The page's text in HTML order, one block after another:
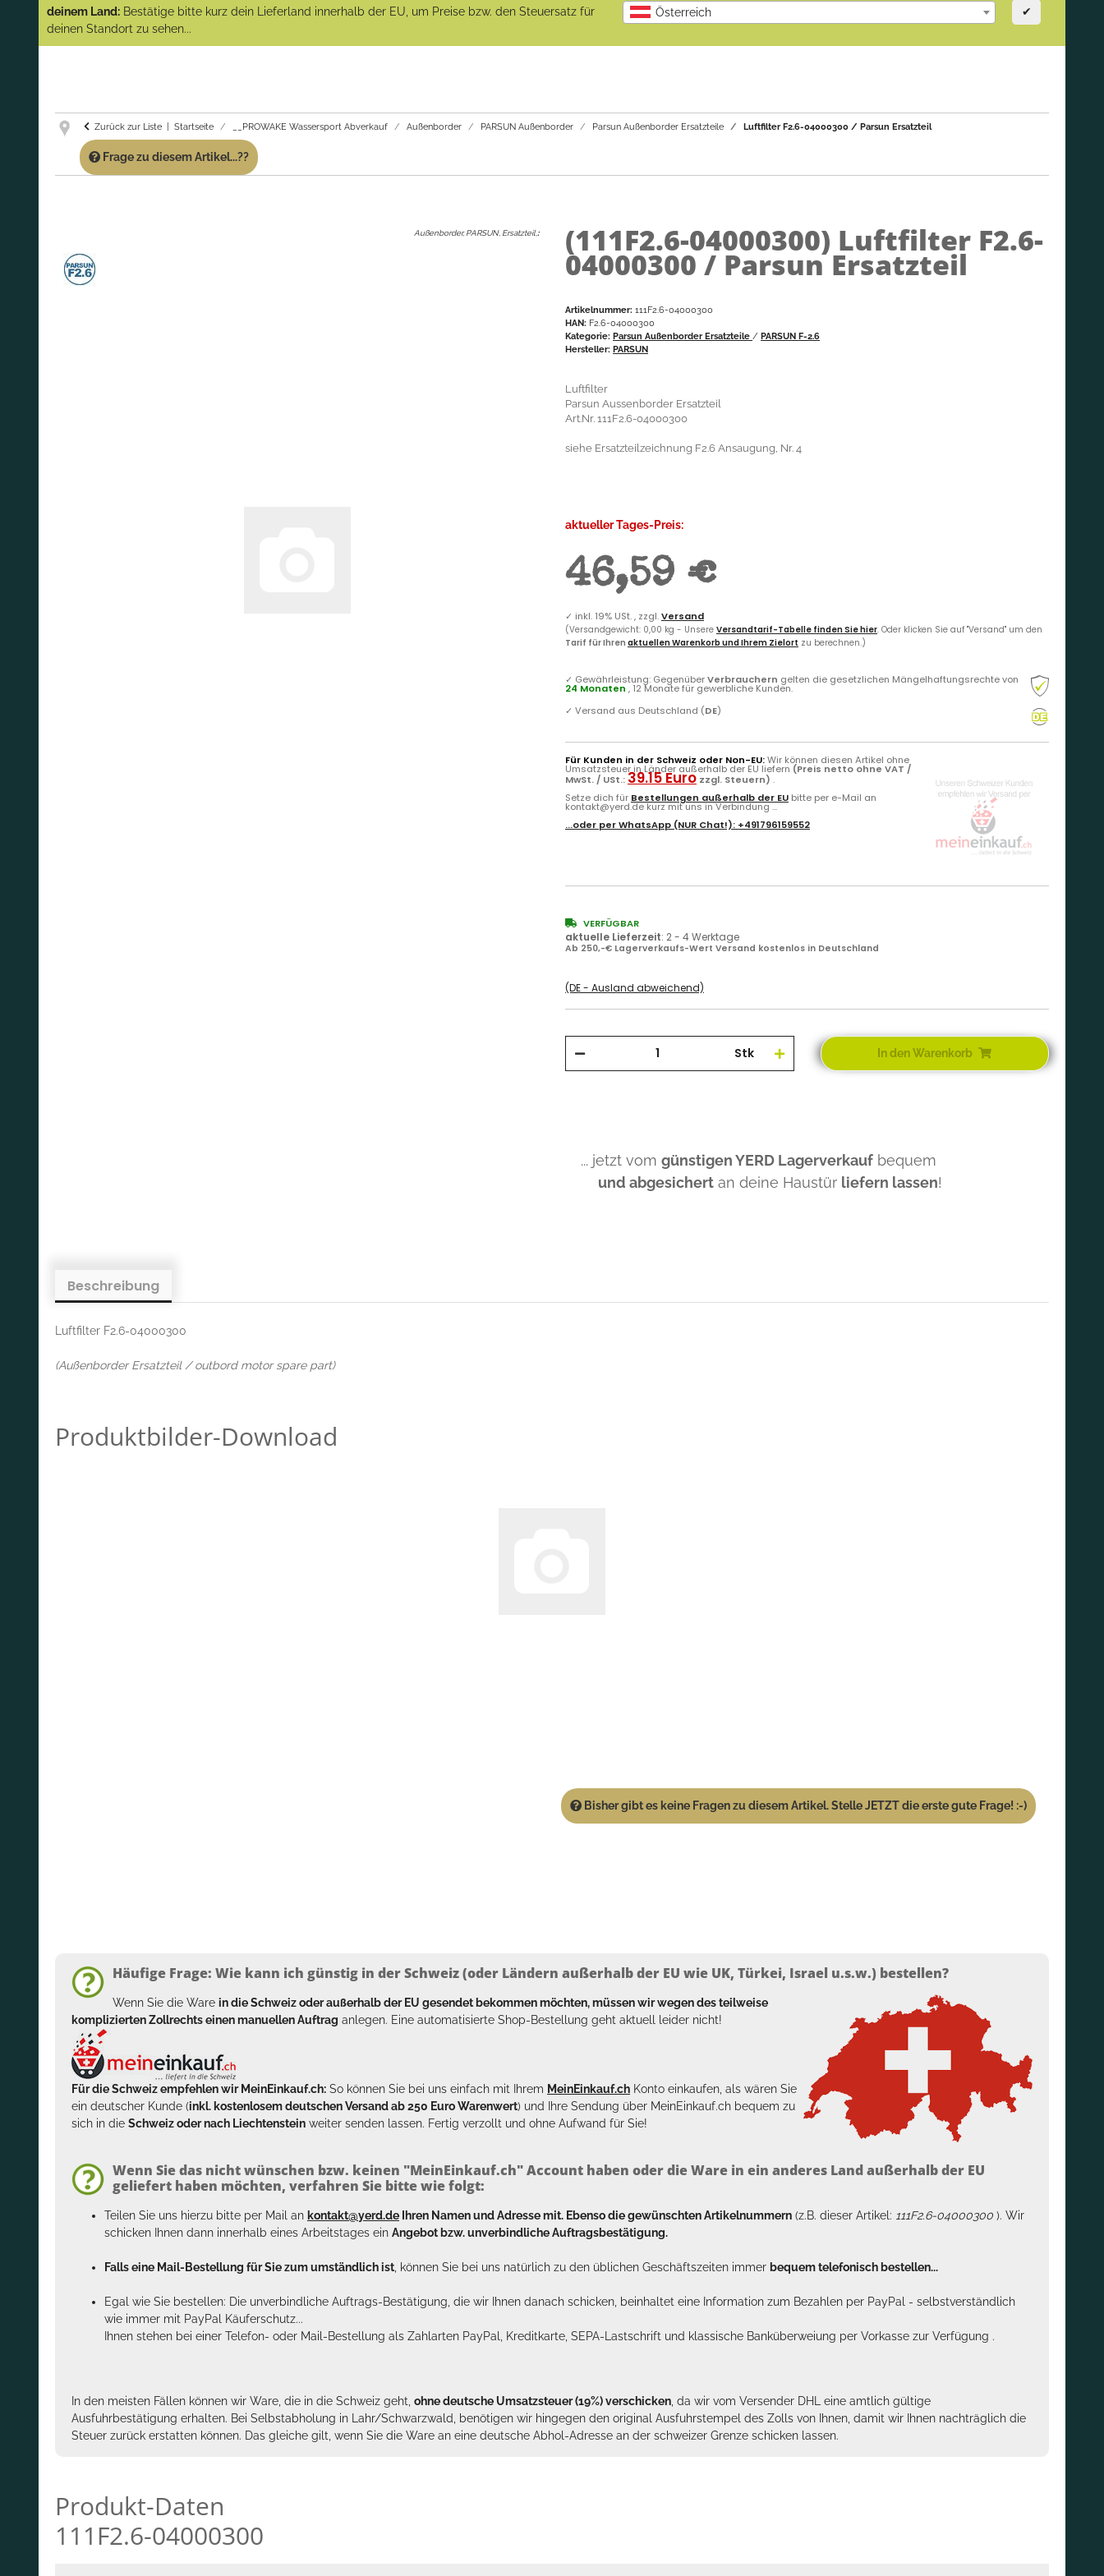
(Abverkauf)!
GARANTIE UND SERVICE:
Artikeln einfach an!
deinem Land: Bestätige bitte kurz dein Lieferland innerhalb der EU, um Preise bzw. den Steuersatz für
deinen Standort zu sehen...
Österreich ✔
Zurück zur Liste Startseite __PROWAKE Wassersport Abverkauf Außenborder PARSUN Außenborder Parsun Außenborder Ersatzteile Luftfilter F2.6-04000300 / Parsun Ersatzteil
Frage zu diesem Artikel...??
Außenborder, PARSUN, Ersatzteil, : (111F2.6-04000300) Luftfilter F2.6-
04000300 / Parsun Ersatzteil
Artikelnummer: 111F2.6-04000300
HAN: F2.6-04000300
Kategorie: Parsun Außenborder Ersatzteile / PARSUN F-2.6
Hersteller: PARSUN
Luftfilter
Parsun Aussenborder Ersatzteil
Art.Nr. 111F2.6-04000300
siehe Ersatzteilzeichnung F2.6 Ansaugung, Nr. 4
aktueller Tages-Preis:
46,59 €
✓ inkl. 19% USt. , zzgl.Versand
(Versandgewicht: 0,00 kg - Unsere Versandtarif-Tabelle finden Sie hier. Oder klicken Sie auf "Versand" um den
Tarif für Ihren aktuellen Warenkorb und Ihrem Zielort zu berechnen.)
✓ Gewährleistung: GegenüberVerbrauchern gelten die gesetzlichen Mängelhaftungsrechte von
24 Monaten , 12 Monate für gewerbliche Kunden.
✓ Versand aus Deutschland (DE)
Für Kunden in der Schweiz oder Non-EU:Wir können diesen Artikel ohne
Umsatzsteuer in Länder außerhalb der EU liefern (Preis netto ohne VAT /
MwSt. / USt.: 39.15 Euro zzgl. Steuern) .
Setze dich für Bestellungen außerhalb der EU bitte per e-Mail an
kontakt@yerd.de kurz mit uns in Verbindung ...
...oder perWhatsApp (NUR Chat!): +491796159552
VERFÜGBAR
aktuelle Lieferzeit: 2 - 4 Werktage
Ab 250,-€ Lagerverkaufs-Wert Versand kostenlos in Deutschland
(DE - Ausland abweichend)
Stk In den Warenkorb
... jetzt vom günstigen YERD Lagerverkauf bequem
und abgesichert an deine Haustür liefern lassen!
Beschreibung
Luftfilter F2.6-04000300
(Außenborder Ersatzteil / outbord motor spare part)
Produktbilder-Download
Bisher gibt es keine Fragen zu diesem Artikel. Stelle JETZT die erste gute Frage! :-)
Häufige Frage: Wie kann ich günstig in der Schweiz (oder Ländern außerhalb der EU wie UK, Türkei, Israel u.s.w.) bestellen?
Wenn Sie die Ware in die Schweiz oder außerhalb der EU gesendet bekommen möchten, müssen wir wegen des teilweise
komplizierten Zollrechts einen manuellen Auftrag anlegen. Eine automatisierte Shop-Bestellung geht aktuell leider nicht!
Für die Schweiz empfehlen wir MeinEinkauf.ch: So können Sie bei uns einfach mit Ihrem MeinEinkauf.ch Konto einkaufen, als wären Sie
ein deutscher Kunde (inkl. kostenlosem deutschen Versand ab 250 Euro Warenwert) und Ihre Sendung über MeinEinkauf.ch bequem zu
sich in die Schweiz oder nach Liechtenstein weiter senden lassen. Fertig verzollt und ohne Aufwand für Sie!
Wenn Sie das nicht wünschen bzw. keinen "MeinEinkauf.ch" Account haben oder die Ware in ein anderes Land außerhalb der EU
geliefert haben möchten, verfahren Sie bitte wie folgt:
Teilen Sie uns hierzu bitte per Mail an kontakt@yerd.de Ihren Namen und Adresse mit. Ebenso die gewünschten Artikelnummern (z.B. dieser Artikel: 111F2.6-04000300 ). Wir
schicken Ihnen dann innerhalb eines Arbeitstages ein Angebot bzw. unverbindliche Auftragsbestätigung.
Falls eine Mail-Bestellung für Sie zum umständlich ist , können Sie bei uns natürlich zu den üblichen Geschäftszeiten immer bequem telefonisch bestellen...
Egal wie Sie bestellen: Die unverbindliche Auftrags-Bestätigung, die wir Ihnen danach schicken, beinhaltet eine Information zum Bezahlen per PayPal - selbstverständlich
wie immer mit PayPal Käuferschutz...
Ihnen stehen bei einer Telefon- oder Mail-Bestellung als Zahlarten PayPal, Kreditkarte, SEPA-Lastschrift und klassische Banküberweiung per Vorkasse zur Verfügung .
In den meisten Fällen können wir Ware, die in die Schweiz geht, ohne deutsche Umsatzsteuer (19%) verschicken , da wir vom Versender DHL eine amtlich gültige
Ausfuhrbestätigung erhalten. Bei Selbstabholung in Lahr/Schwarzwald, benötigen wir hingegen den original Ausfuhrstempel des Zolls von Ihnen, damit wir Ihnen nachträglich die
Steuer zurück erstatten können. Das gleiche gilt, wenn Sie die Ware an eine deutsche Abhol-Adresse an der schweizer Grenze schicken lassen.
Produkt-Daten
111F2.6-04000300